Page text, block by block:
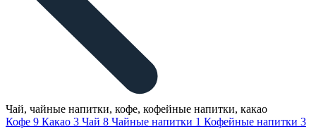
Чай, чайные напитки, кофе, кофейные напитки, какао
Кофе 9 Какао 3 Чай 8 Чайные напитки 1 Кофейные напитки 3